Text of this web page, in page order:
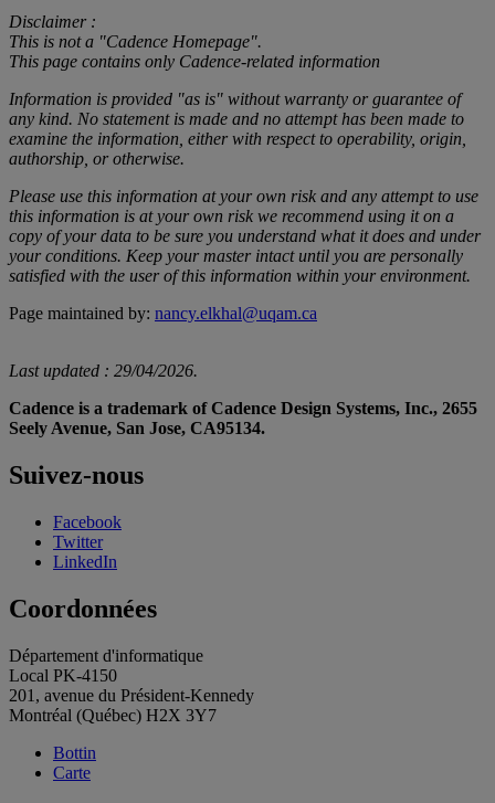
Disclaimer :
This is not a "Cadence Homepage".
This page contains only Cadence-related information
Information is provided "as is" without warranty or guarantee of
any kind. No statement is made and no attempt has been made to
examine the information, either with respect to operability, origin,
authorship, or otherwise.
Please use this information at your own risk and any attempt to use
this information is at your own risk we recommend using it on a
copy of your data to be sure you understand what it does and under
your conditions. Keep your master intact until you are personally
satisfied with the user of this information within your environment.
Page maintained by: nancy.elkhal@uqam.ca
Last updated : 29/04/2026.
Cadence is a trademark of Cadence Design Systems, Inc., 2655
Seely Avenue, San Jose, CA95134.
Suivez-nous
Facebook
Twitter
LinkedIn
Coordonnées
Département d'informatique
Local PK-4150
201, avenue du Président-Kennedy
Montréal (Québec) H2X 3Y7
Bottin
Carte